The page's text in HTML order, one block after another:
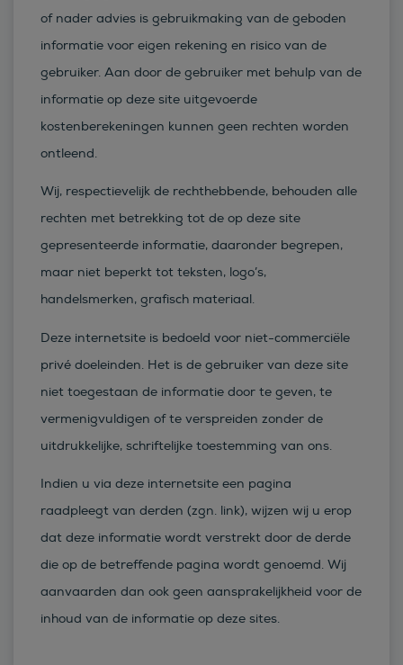
of nader advies is gebruikmaking van de geboden
informatie voor eigen rekening en risico van de
gebruiker. Aan door de gebruiker met behulp van de
informatie op deze site uitgevoerde
kostenberekeningen kunnen geen rechten worden
ontleend.
Wij, respectievelijk de rechthebbende, behouden alle
rechten met betrekking tot de op deze site
gepresenteerde informatie, daaronder begrepen,
maar niet beperkt tot teksten, logo’s,
handelsmerken, grafisch materiaal.
Deze internetsite is bedoeld voor niet-commerciële
privé doeleinden. Het is de gebruiker van deze site
niet toegestaan de informatie door te geven, te
vermenigvuldigen of te verspreiden zonder de
uitdrukkelijke, schriftelijke toestemming van ons.
Indien u via deze internetsite een pagina
raadpleegt van derden (zgn. link), wijzen wij u erop
dat deze informatie wordt verstrekt door de derde
die op de betreffende pagina wordt genoemd. Wij
aanvaarden dan ook geen aansprakelijkheid voor de
inhoud van de informatie op deze sites.